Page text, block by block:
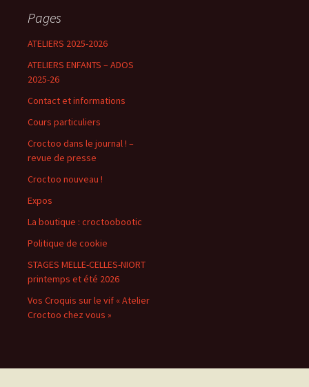
Pages
ATELIERS 2025-2026
ATELIERS ENFANTS – ADOS
2025-26
Contact et informations
Cours particuliers
Croctoo dans le journal ! –
revue de presse
Croctoo nouveau !
Expos
La boutique : croctoobootic
Politique de cookie
STAGES MELLE-CELLES-NIORT
printemps et été 2026
Vos Croquis sur le vif « Atelier
Croctoo chez vous »